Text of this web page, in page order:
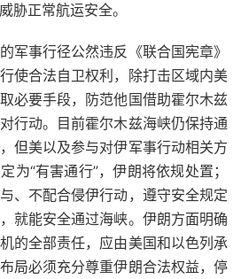
胁正常航运安全。
军事行径公然违反《联合国宪章》
使合法自卫权利，除打击区域内美
必要手段，防范他国借助霍尔木兹
行动。目前霍尔木兹海峡仍保持通
但美以及参与对伊军事行动相关方
为“有害通行”，伊朗将依规处置；
、不配合侵伊行动，遵守安全规定
就能安全通过海峡。伊朗方面明确
的全部责任，应由美国和以色列承
局必须充分尊重伊朗合法权益，停